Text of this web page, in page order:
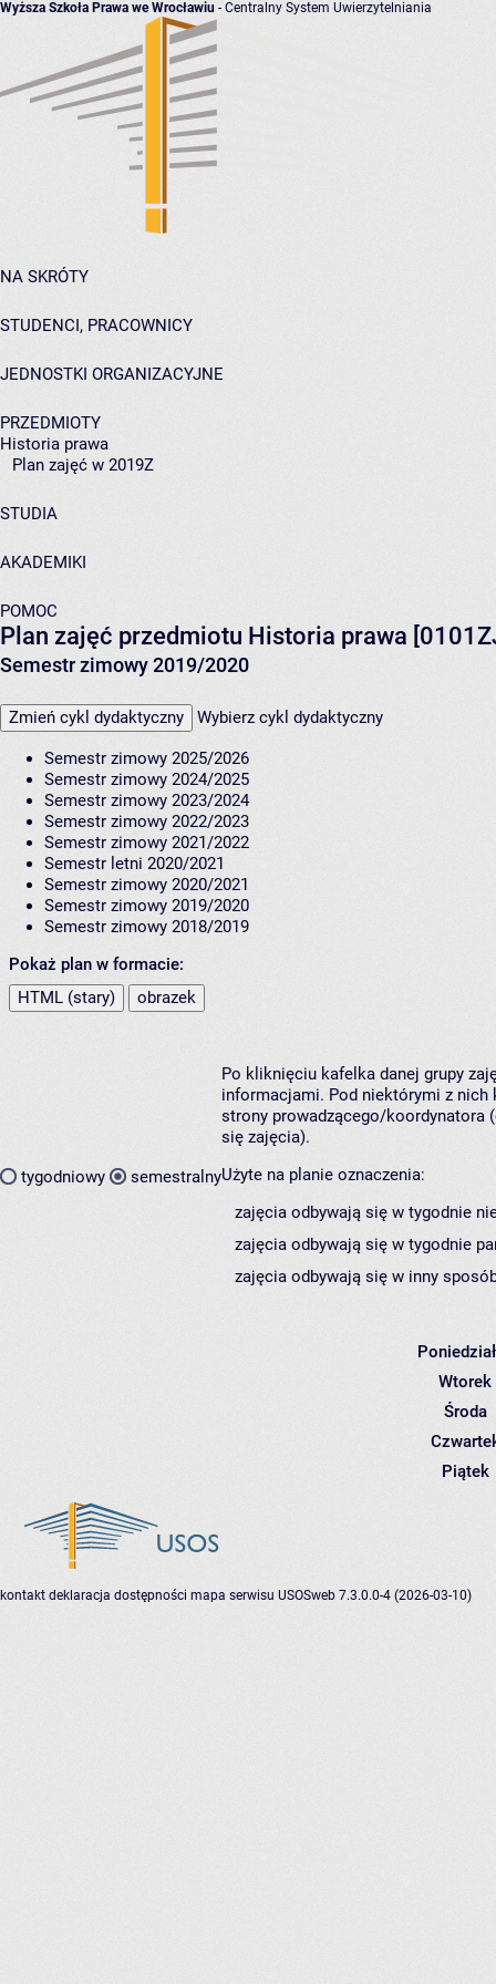
Wyższa Szkoła Prawa we Wrocławiu - Centralny System Uwierzytelniania
NA SKRÓTY
STUDENCI, PRACOWNICY
JEDNOSTKI ORGANIZACYJNE
PRZEDMIOTY
Historia prawa
Plan zajęć w 2019Z
STUDIA
AKADEMIKI
POMOC
Plan zajęć przedmiotu Historia prawa
Semestr zimowy 2019/2020
Zmień cykl dydaktyczny Wybierz cykl dydaktyczny
Semestr zimowy 2025/2026
Semestr zimowy 2024/2025
Semestr zimowy 2023/2024
Semestr zimowy 2022/2023
Semestr zimowy 2021/2022
Semestr letni 2020/2021
Semestr zimowy 2020/2021
Semestr zimowy 2019/2020
Semestr zimowy 2018/2019
Pokaż plan w formacie:
HTML (stary)
obrazek
tygodniowy semestralny
Po kliknięciu kafelka danej grupy
informacjami. Pod niektórymi z nich
strony prowadzącego/koordynatora
się zajęcia).
Użyte na planie oznaczenia:
zajęcia odbywają się w tygodnie
zajęcia odbywają się w tygodnie
zajęcia odbywają się w inny
Wtorek
Środa
Piątek
kontakt deklaracja dostępności mapa serwisu USOSweb 7.3.0.0-4 (2026-03-10)